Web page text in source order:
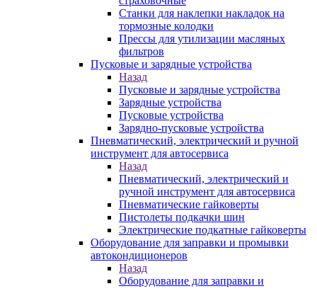
Станки для наклепки накладок на
тормозные колодки
Прессы для утилизации масляных
фильтров
Пусковые и зарядные устройства
Назад
Пусковые и зарядные устройства
Зарядные устройства
Пусковые устройства
Зарядно-пусковые устройства
Пневматический, электрический и ручной
инструмент для автосервиса
Назад
Пневматический, электрический и
ручной инструмент для автосервиса
Пневматические гайковерты
Пистолеты подкачки шин
Электрические подкатные гайковерты
Оборудование для заправки и промывки
автокондиционеров
Назад
Оборудование для заправки и